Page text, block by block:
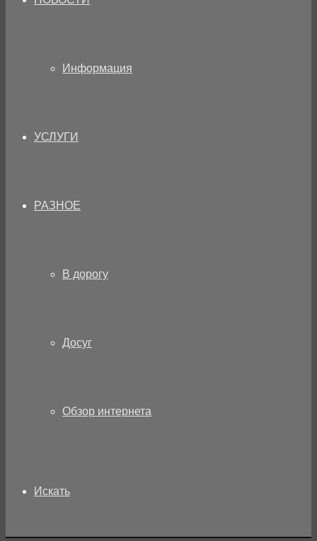
Информация
УСЛУГИ
РАЗНОЕ
В дорогу
Досуг
Обзор интернета
Искать